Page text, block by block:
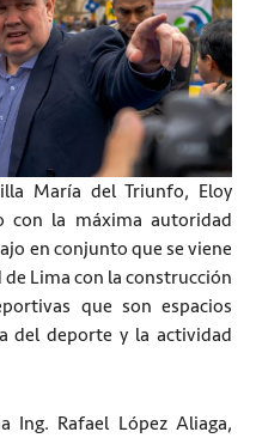
María del Triunfo, Eloy
con la máxima autoridad
en conjunto que se viene
Lima con la construcción
que son espacios
del deporte y la actividad
Ing. Rafael López Aliaga,